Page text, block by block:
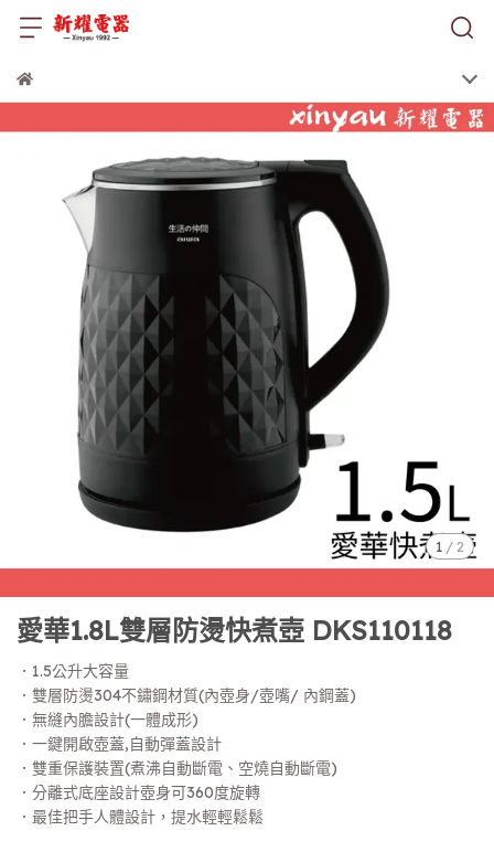
1 /2
愛華1.8L雙層防燙快煮壺 DKS110118
．1.5公升大容量
．雙層防燙304不鏽鋼材質(內壺身/壺嘴/ 內鋼蓋)
．無縫內膽設計(一體成形)
．一鍵開啟壺蓋,自動彈蓋設計
．雙重保護裝置(煮沸自動斷電、空燒自動斷電)
．分離式底座設計壺身可360度旋轉
．最佳把手人體設計，提水輕輕鬆鬆